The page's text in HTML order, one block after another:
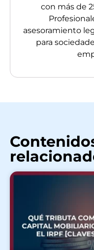
con más de
asesoramiento
para